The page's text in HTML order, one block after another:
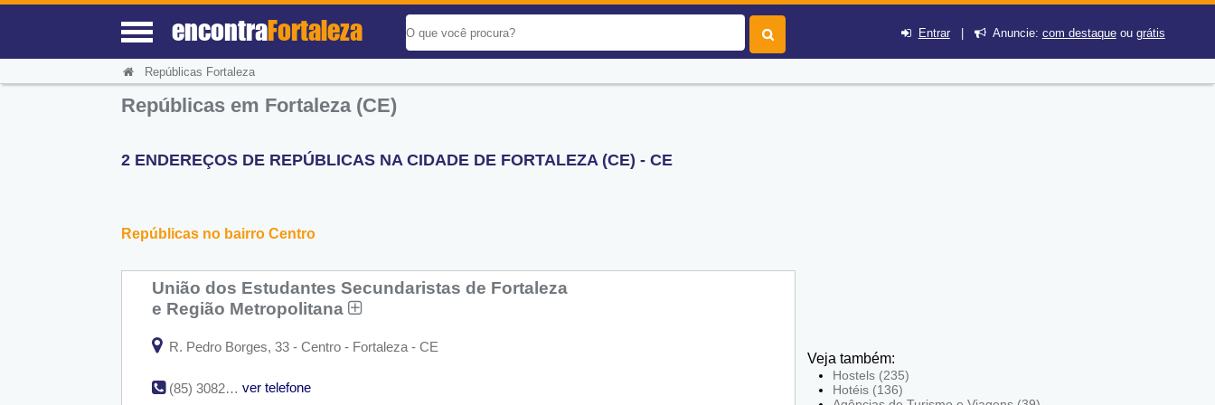
encontraFortaleza Entrar| Anuncie: com destaqueou grátis
Repúblicas Fortaleza
Repúblicas em Fortaleza (CE)
2 ENDEREÇOS DE REPÚBLICAS NA CIDADE DE FORTALEZA (CE) - CE
Repúblicas no bairro Centro
União dos Estudantes Secundaristas de Fortaleza
e Região Metropolitana
R. Pedro Borges, 33 - Centro - Fortaleza - CE
(85) 3082-5480 ver telefone
Veja também:
Hostels (235)
Hotéis (136)